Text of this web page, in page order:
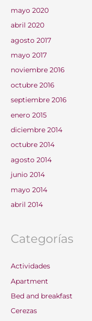
mayo 2020
abril 2020
agosto 2017
mayo 2017
noviembre 2016
octubre 2016
septiembre 2016
enero 2015
diciembre 2014
octubre 2014
agosto 2014
junio 2014
mayo 2014
abril 2014
Categorías
Actividades
Apartment
Bed and breakfast
Cerezas